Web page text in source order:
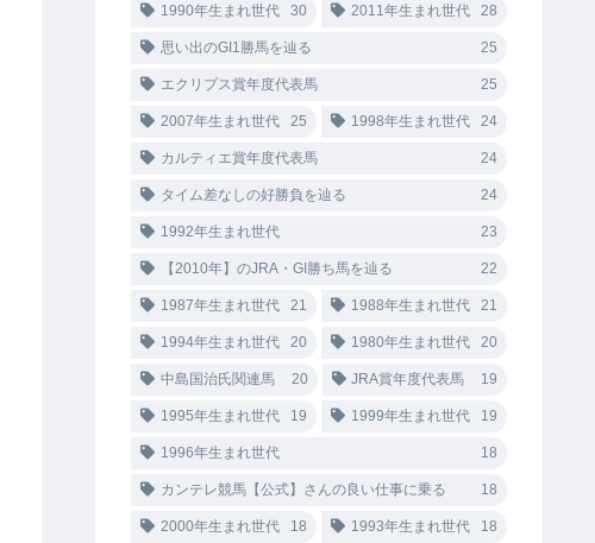
1990年生まれ世代 30 2011年生まれ世代 28
思い出のGI1勝馬を辿る 25
エクリプス賞年度代表馬 25
2007年生まれ世代 25 1998年生まれ世代 24
カルティエ賞年度代表馬 24
タイム差なしの好勝負を辿る 24
1992年生まれ世代 23
【2010年】のJRA・GI勝ち馬を辿る 22
1987年生まれ世代 21 1988年生まれ世代 21
1994年生まれ世代 20 1980年生まれ世代 20
中島国治氏関連馬 20 JRA賞年度代表馬 19
1995年生まれ世代 19 1999年生まれ世代 19
1996年生まれ世代 18
カンテレ競馬【公式】さんの良い仕事に乗る 18
2000年生まれ世代 18 1993年生まれ世代 18